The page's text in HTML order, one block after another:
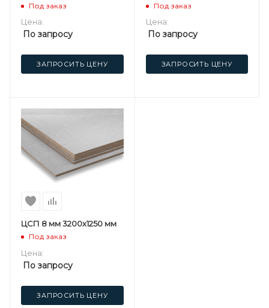
Под заказ
Цена:
По запросу
ЗАПРОСИТЬ ЦЕНУ
Под заказ
Цена:
По запросу
ЗАПРОСИТЬ ЦЕНУ
ЦСП 8 мм 3200х1250 мм
Под заказ
Цена:
По запросу
ЗАПРОСИТЬ ЦЕНУ